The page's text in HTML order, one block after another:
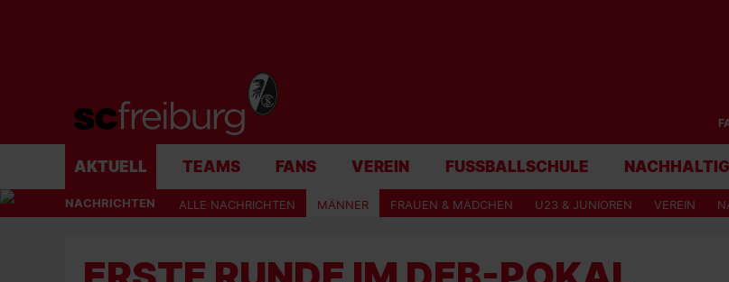
AKTUELL TEAMS FANS VEREIN FUSSBALLSCHULE
NACHRICHTEN ALLE NACHRICHTEN MÄNNER FRAUEN & MÄDCHEN U23 & JUNIOREN VEREIN